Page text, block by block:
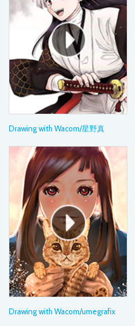
Drawing with Wacom/星野真
Drawing with Wacom/umegrafix